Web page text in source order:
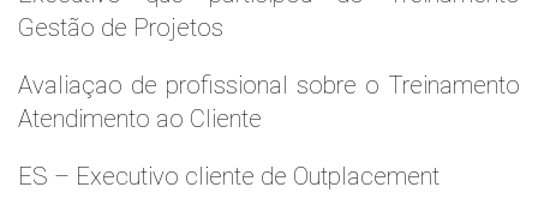
Gestão de Projetos
Avaliaçao de profissional sobre o Treinamento
Atendimento ao Cliente
ES – Executivo cliente de Outplacement